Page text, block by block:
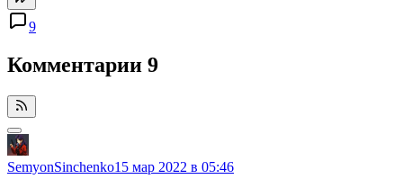
9
Комментарии 9
SemyonSinchenko15 мар 2022 в 05:46